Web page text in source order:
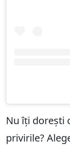
Nu îți dorești
privirile?